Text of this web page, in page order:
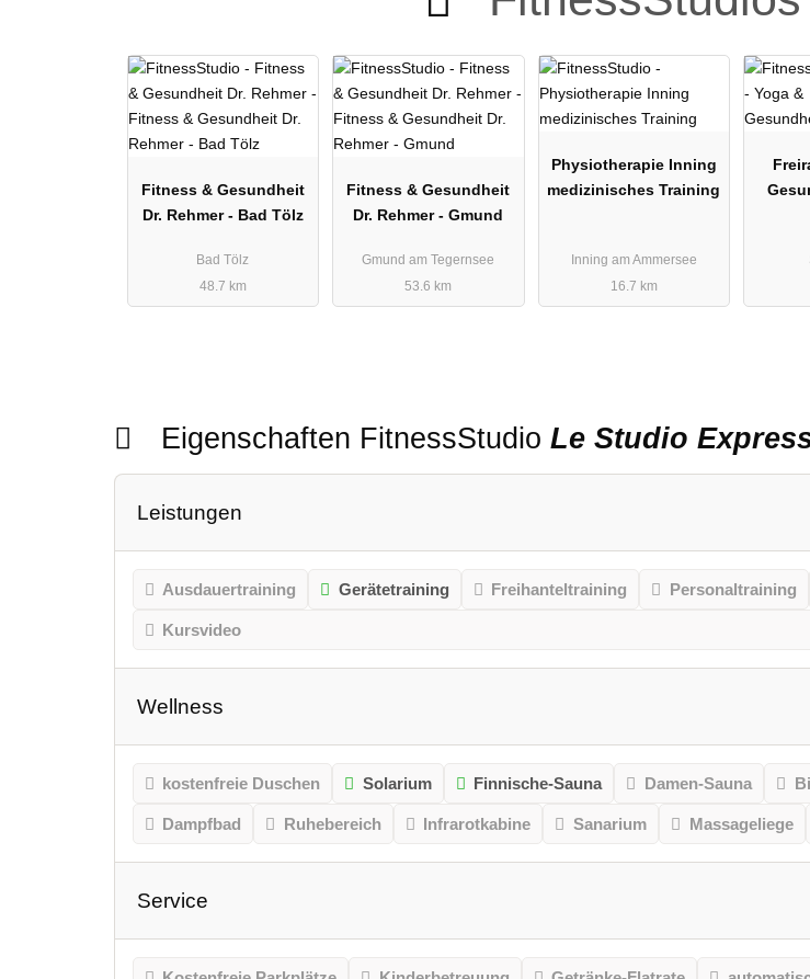
Fitness & Gesundheit
Dr. Rehmer - Bad Tölz
Bad Tölz
48.7 km
Fitness & Gesundheit
Dr. Rehmer - Gmund
Gmund am Tegernsee
53.6 km
Physiotherapie Inning
medizinisches Training
Inning am Ammersee
16.7 km
Eigenschaften FitnessStudioLe Studio
Leistungen
Ausdauertraining Gerätetraining Freihanteltraining Personaltraining
Kursvideo
Wellness
kostenfreie Duschen Solarium Finnische-Sauna Damen-Sauna
Dampfbad Ruhebereich Infrarotkabine Sanarium Massageliege
Service